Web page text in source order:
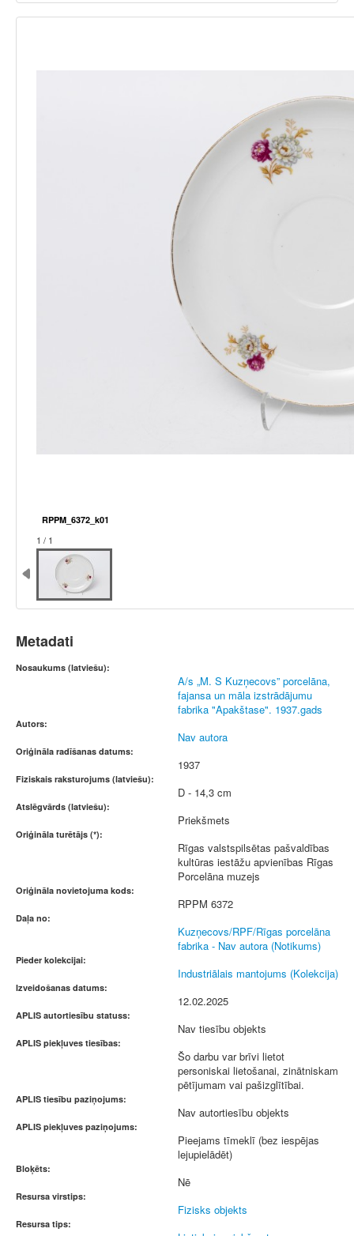
RPPM_6372_k01
1 / 1
Metadati
Nosaukums (latviešu):
A/s „M. S Kuzņecovs” porcelāna,
fajansa un māla izstrādājumu
fabrika "Apakštase". 1937.gads
Autors:
Nav autora
Oriģināla radīšanas datums:
1937
Fiziskais raksturojums (latviešu):
D - 14,3 cm
Atslēgvārds (latviešu):
Priekšmets
Oriģināla turētājs (*):
Rīgas valstspilsētas pašvaldības
kultūras iestāžu apvienības Rīgas
Porcelāna muzejs
Oriģināla novietojuma kods:
RPPM 6372
Daļa no:
Kuzņecovs/RPF/Rīgas porcelāna
fabrika - Nav autora (Notikums)
Pieder kolekcijai:
Industriālais mantojums (Kolekcija)
Izveidošanas datums:
12.02.2025
APLIS autortiesību statuss:
Nav tiesību objekts
APLIS piekļuves tiesības:
Šo darbu var brīvi lietot
personiskai lietošanai, zinātniskam
pētījumam vai pašizglītībai.
APLIS tiesību paziņojums:
Nav autortiesību objekts
APLIS piekļuves paziņojums:
Pieejams tīmeklī (bez iespējas
lejupielādēt)
Bloķēts:
Nē
Resursa virstips:
Fizisks objekts
Resursa tips: